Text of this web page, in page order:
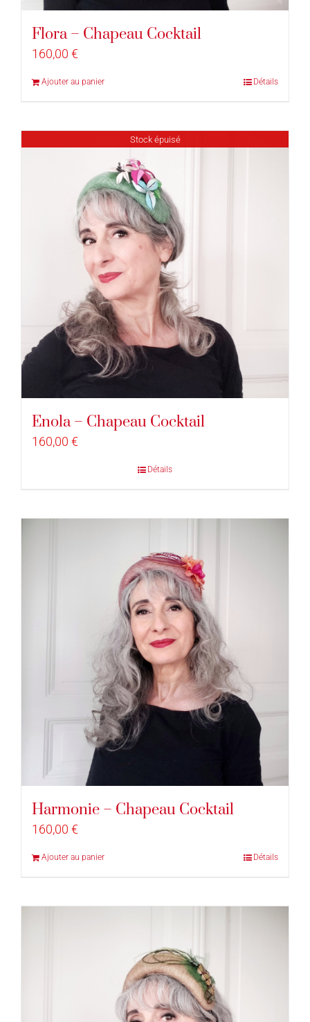
Flora – Chapeau Cocktail
160,00 €
Ajouter au panier Détails
Stock épuisé
Enola – Chapeau Cocktail
160,00 €
Détails
Harmonie – Chapeau Cocktail
160,00 €
Ajouter au panier Détails